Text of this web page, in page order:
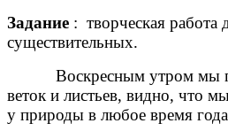
Задание : творческая работа
существительных.
Воскресным утром мы
веток и листьев, видно, что
у природы в любое время